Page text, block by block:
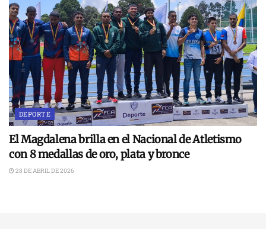
DEPORTE
El Magdalena brilla en el Nacional de Atletismo
con 8 medallas de oro, plata y bronce
28 DE ABRIL DE 2026